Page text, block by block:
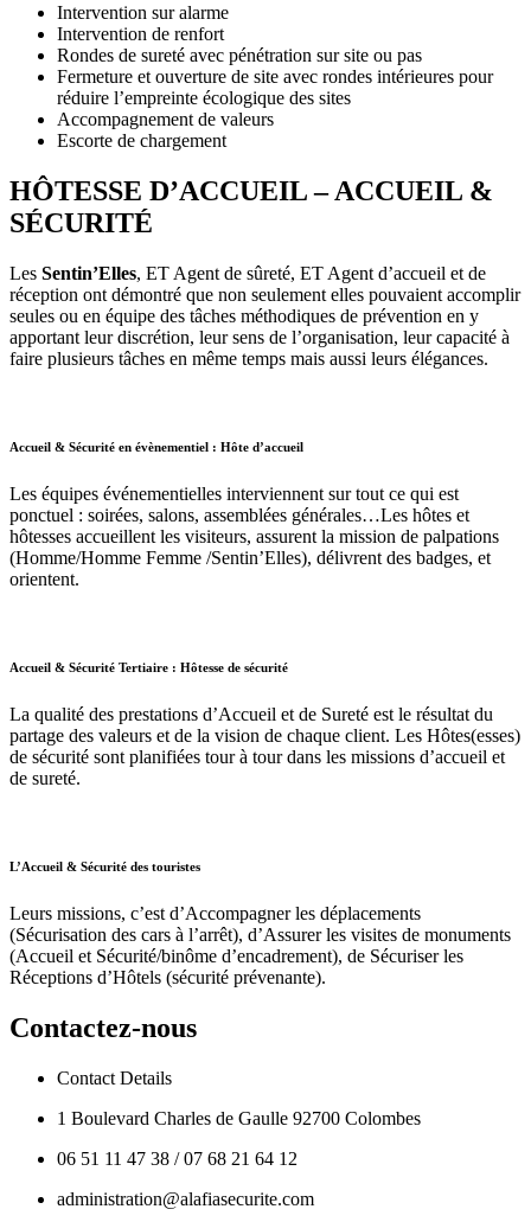
Intervention sur alarme
Intervention de renfort
Rondes de sureté avec pénétration sur site ou pas
Fermeture et ouverture de site avec rondes intérieures pour
réduire l’empreinte écologique des sites
Accompagnement de valeurs
Escorte de chargement
HÔTESSE D’ACCUEIL – ACCUEIL &
SÉCURITÉ
Les Sentin’Elles, ET Agent de sûreté, ET Agent d’accueil et de
réception ont démontré que non seulement elles pouvaient accomplir
seules ou en équipe des tâches méthodiques de prévention en y
apportant leur discrétion, leur sens de l’organisation, leur capacité à
faire plusieurs tâches en même temps mais aussi leurs élégances.
Accueil & Sécurité en évènementiel : Hôte d’accueil
Les équipes événementielles interviennent sur tout ce qui est
ponctuel : soirées, salons, assemblées générales…Les hôtes et
hôtesses accueillent les visiteurs, assurent la mission de palpations
(Homme/Homme Femme /Sentin’Elles), délivrent des badges, et
orientent.
Accueil & Sécurité Tertiaire : Hôtesse de sécurité
La qualité des prestations d’Accueil et de Sureté est le résultat du
partage des valeurs et de la vision de chaque client. Les Hôtes(esses)
de sécurité sont planifiées tour à tour dans les missions d’accueil et
de sureté.
L’Accueil & Sécurité des touristes
Leurs missions, c’est d’Accompagner les déplacements
(Sécurisation des cars à l’arrêt), d’Assurer les visites de monuments
(Accueil et Sécurité/binôme d’encadrement), de Sécuriser les
Réceptions d’Hôtels (sécurité prévenante).
Contactez-nous
Contact Details
1 Boulevard Charles de Gaulle 92700 Colombes
06 51 11 47 38 / 07 68 21 64 12
administration@alafiasecurite.com